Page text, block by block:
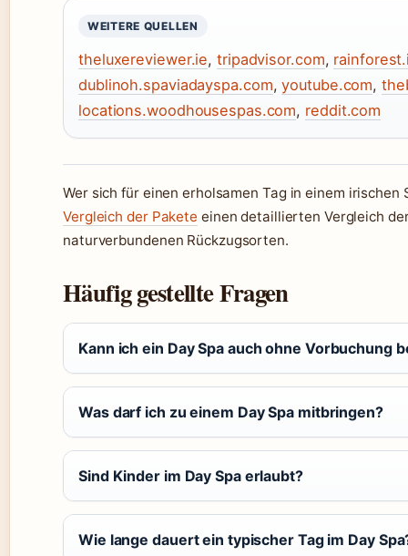
WEITERE QUELLEN
theluxereviewer.ie,tripadvisor.com,
dublinoh.spaviadayspa.com,youtube.com,
locations.woodhousespas.com, reddit.com
Wer sich für einen erholsamen Tag in einem
Vergleich der Pakete einen detaillierten Vergleich
naturverbundenen Rückzugsorten.
Häufig gestellte Fragen
Kann ich ein Day Spa auch ohne Vorbuchung
Was darf ich zu einem Day Spa mitbringen?
Sind Kinder im Day Spa erlaubt?
Wie lange dauert ein typischer Tag im Day